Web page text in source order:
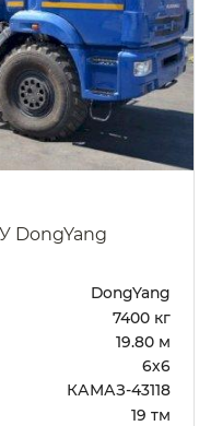
DongYang
DongYang
7400 кг
19.80 м
6х6
КАМАЗ-43118
19 тм